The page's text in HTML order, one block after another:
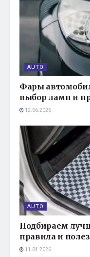
AUTO
Фары
выбор ламп и
12.06.2026
AUTO
Подбираем
правила и
11.04.2026